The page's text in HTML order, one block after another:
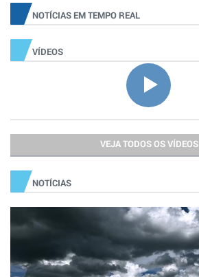
NOTÍCIAS EM TEMPO REAL
VÍDEOS
VEJA TODOS OS VÍDEOS
NOTÍCIAS